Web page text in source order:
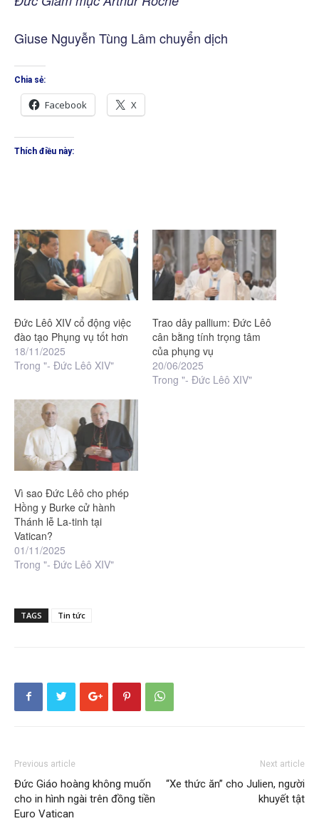
Giuse Nguyễn Tùng Lâm chuyển dịch
Chia sẻ:
Facebook X
Thích điều này:
Đức Lêô XIV cổ động việc
đào tạo Phụng vụ tốt hơn
18/11/2025
Trong "- Đức Lêô XIV"
Trao dây pallium: Đức Lêô
cân bằng tính trọng tâm
của phụng vụ
20/06/2025
Trong "- Đức Lêô XIV"
Vì sao Đức Lêô cho phép
Hồng y Burke cử hành
Thánh lễ La-tinh tại
Vatican?
01/11/2025
Trong "- Đức Lêô XIV"
TAGS Tin tức
Previous article
Đức Giáo hoàng không muốn
cho in hình ngài trên đồng tiền
Euro Vatican
Next article
“Xe thức ăn” cho Julien, người
khuyết tật